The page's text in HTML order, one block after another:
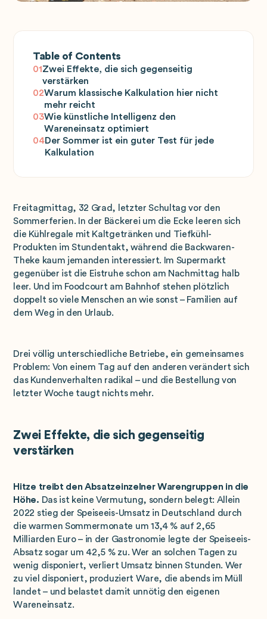
Table of Contents
01Zwei Effekte, die sich gegenseitig
verstärken
02Warum klassische Kalkulation hier nicht
mehr reicht
03Wie künstliche Intelligenz den
Wareneinsatz optimiert
04Der Sommer ist ein guter Test für jede
Kalkulation
Freitagmittag, 32 Grad, letzter Schultag vor den
Sommerferien. In der Bäckerei um die Ecke leeren sich
die Kühlregale mit Kaltgetränken und Tiefkühl-
Produkten im Stundentakt, während die Backwaren-
Theke kaum jemanden interessiert. Im Supermarkt
gegenüber ist die Eistruhe schon am Nachmittag halb
leer. Und im Foodcourt am Bahnhof stehen plötzlich
doppelt so viele Menschen an wie sonst – Familien auf
dem Weg in den Urlaub.
Drei völlig unterschiedliche Betriebe, ein gemeinsames
Problem: Von einem Tag auf den anderen verändert sich
das Kundenverhalten radikal – und die Bestellung von
letzter Woche taugt nichts mehr.
Zwei Effekte, die sich gegenseitig
verstärken
Hitze treibt den Absatzeinzelner Warengruppen in die
Höhe. Das ist keine Vermutung, sondern belegt: Allein
2022 stieg der Speiseeis-Umsatz in Deutschland durch
die warmen Sommermonate um 13,4 % auf 2,65
Milliarden Euro – in der Gastronomie legte der Speiseeis-
Absatz sogar um 42,5 % zu. Wer an solchen Tagen zu
wenig disponiert, verliert Umsatz binnen Stunden. Wer
zu viel disponiert, produziert Ware, die abends im Müll
landet – und belastet damit unnötig den eigenen
Wareneinsatz.